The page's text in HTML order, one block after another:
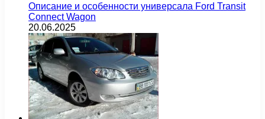
Описание и особенности универсала Ford Transit
Connect Wagon
20.06.2025